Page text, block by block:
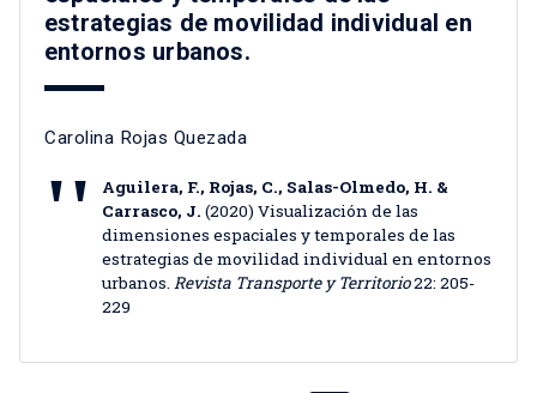
estrategias de movilidad individual en
entornos urbanos.
Carolina Rojas Quezada
Aguilera, F., Rojas, C., Salas-Olmedo, H. &
Carrasco, J. (2020) Visualización de las
dimensiones espaciales y temporales de las
estrategias de movilidad individual en entornos
urbanos. Revista Transporte y Territorio22: 205-
229